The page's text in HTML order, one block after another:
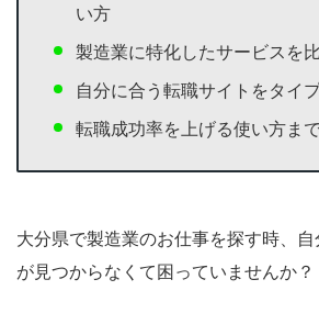
い方
製造業に特化したサービスを
自分に合う転職サイトをタイ
転職成功率を上げる使い方ま
大分県で製造業のお仕事を探す時、
が見つからなくて困っていませんか？